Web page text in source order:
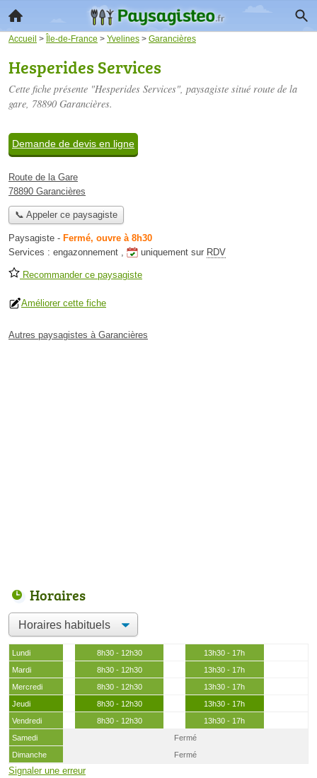
Accueil > Île-de-France > Yvelines > Garancières
Hesperides Services
Cette fiche présente "Hesperides Services", paysagiste situé route de la
gare, 78890 Garancières.
Demande de devis en ligne
Route de la Gare
78890 Garancières
📞 Appeler ce paysagiste
Paysagiste - Fermé, ouvre à 8h30
Services : engazonnement , uniquement sur RDV
Recommander ce paysagiste
Améliorer cette fiche
Autres paysagistes à Garancières
Horaires
Lundi 8h30 - 12h30
13h30 - 17h
Mardi
8h30 - 12h30
13h30 - 17h
Mercredi
8h30 - 12h30
13h30 - 17h
Jeudi
8h30 - 12h30
13h30 - 17h
Vendredi
8h30 - 12h30
13h30 - 17h
Samedi
Fermé
Dimanche
Fermé
Signaler une erreur